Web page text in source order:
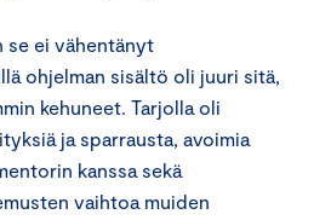
se ei vähentänyt
ohjelman sisältö oli juuri sitä,
kehuneet. Tarjolla oli
ja sparrausta, avoimia
kanssa sekä
vaihtoa muiden